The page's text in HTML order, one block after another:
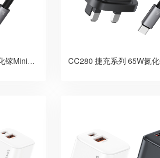
CC264 捷充系列 30W氮化镓Mini自带线双口快充充电器 欧规